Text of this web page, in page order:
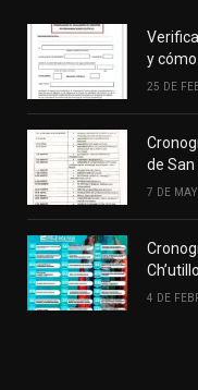
y
25 DE
de
7 DE
4 DE